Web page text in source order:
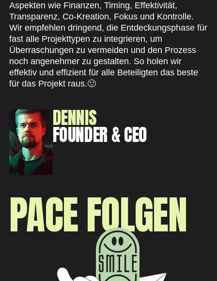
Aspekten wie Finanzen, Timing, Effektivität,
Transparenz, Co-Kreation, Fokus und Kontrolle.
Wir empfehlen dringend, die Entdeckungsphase für
fast alle Projekttypen zu integrieren, um
Überraschungen zu vermeiden und den Prozess
noch angenehmer zu gestalten. So holen wir
effektiv und effizient für alle Beteiligten das beste
für das Projekt raus.🙂
DENNIS
FOUNDER & CEO
PACE FOLGEN